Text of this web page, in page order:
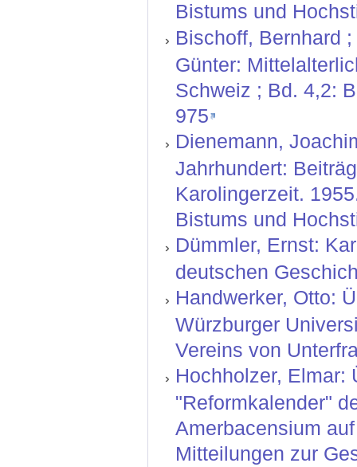
Bistums und
Bischoff, Bernhard
Günter:
Schweiz ; Bd. 4,2:
975
Dienemann,
Jahrhundert:
Karolingerzeit.
Bistums und
Dümmler, Ernst:
deutschen
Handwerker, Otto:
Würzburger
Vereins von
Hochholzer, Elmar:
"Reformkalender"
Amerbacensium
Mitteilungen zur